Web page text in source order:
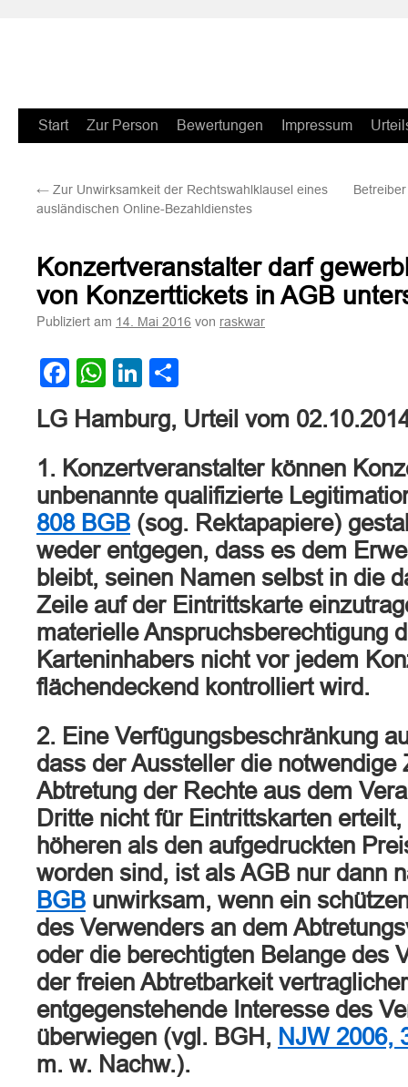
Zum
springen
Start Zur Person Bewertungen Impressum
← Zur Unwirksamkeit der Rechtswahlklausel eines
ausländischen Online-Bezahldienstes
Konzertveranstalter darf
von Konzerttickets in AGB
Publiziert am 14. Mai 2016 von raskwar
Facebook
WhatsApp
LinkedIn
LG Hamburg, Urteil vom
1. Konzertveranstalter können
unbenannte qualifizierte
808 BGB (sog. Rektapapiere)
weder entgegen, dass es dem
bleibt, seinen Namen selbst in die
Zeile auf der Eintrittskarte
materielle Anspruchsberechtigung
Karteninhabers nicht vor jedem
flächendeckend kontrolliert wird.
2. Eine Verfügungsbeschränkung
dass der Aussteller die notwendige
Abtretung der Rechte aus dem
Dritte nicht für Eintrittskarten
höheren als den aufgedruckten
worden sind, ist als AGB nur dann
BGB unwirksam, wenn ein
des Verwenders an dem
oder die berechtigten Belange des
der freien Abtretbarkeit
entgegenstehende Interesse des
überwiegen (vgl. BGH, NJW 2006,
m. w. Nachw.).